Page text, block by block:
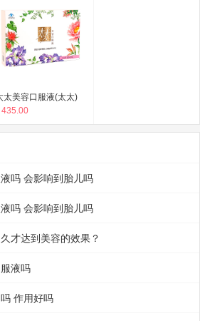
太美容口服液(太太)
435.00
吗 会影响到胎儿吗
吗 会影响到胎儿吗
才达到美容的效果？
液吗
作用好吗